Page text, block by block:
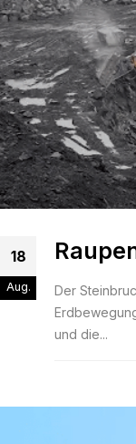
18
Aug.
Der
und die...